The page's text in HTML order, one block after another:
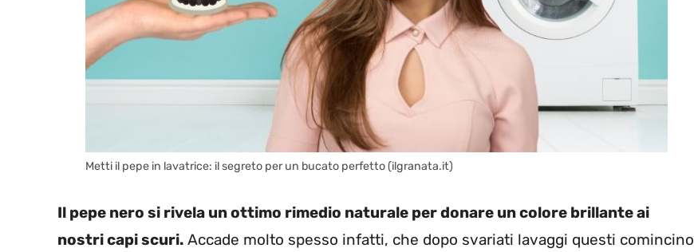
Metti il pepe in lavatrice: il segreto per un bucato perfetto (ilgranata.it)
Il pepe nero si rivela un ottimo rimedio naturale per donare un colore brillante ai
nostri capi scuri. Accade molto spesso infatti, che dopo svariati lavaggi questi comincino